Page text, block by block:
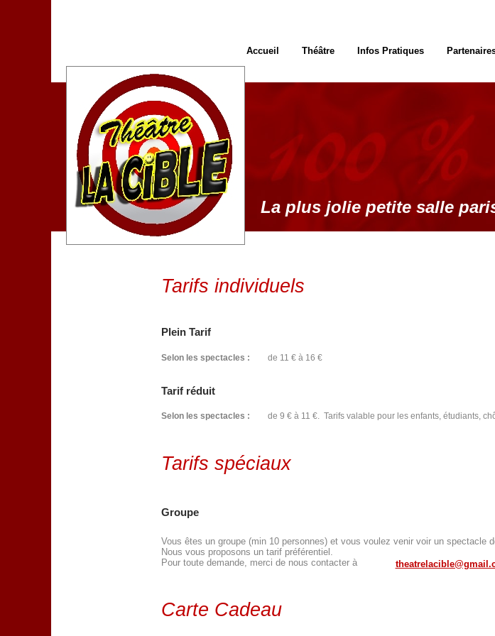
Tarifs individuels
Plein Tarif
Selon les spectacles : de 11 € à 16 €
Tarif réduit
Selon les spectacles : de 9 € à 11 €. Tarifs valable pour les enfants, étudiants,
Tarifs spéciaux
Groupe
La plus jolie petite salle
Accueil Théâtre Infos Pratiques
Vous êtes un groupe (min 10 personnes) et vous voulez venir voir un spectacle
Nous vous proposons un tarif préférentiel.
Pour toute demande, merci de nous contacter à
Carte Cadeau